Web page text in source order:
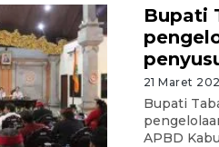
Bupati
21 Maret
Bupati
APBD